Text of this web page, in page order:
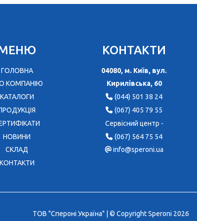
ГОЛОВНА
КОМПАНІЮ
КАТАЛОГИ
НОВИНИ
CКЛАД
КОНТАКТИ
04080, м. Київ, вул.
Кирилівська, 60
(044) 501 38 24
(067) 405 79 55
Сервісний центр -
(067) 564 75 54
info@speroni.ua
ТОВ "Спероні Україна" | © Copyright Speroni 2026